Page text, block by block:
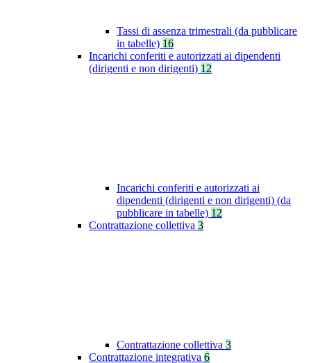
Tassi di assenza trimestrali (da pubblicare
in tabelle) 16
Incarichi conferiti e autorizzati ai dipendenti
(dirigenti e non dirigenti) 12
Incarichi conferiti e autorizzati ai
dipendenti (dirigenti e non dirigenti) (da
pubblicare in tabelle) 12
Contrattazione collettiva 3
Contrattazione collettiva 3
Contrattazione integrativa 6